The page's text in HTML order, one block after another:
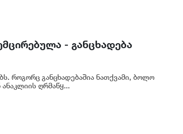
- განცხადება
როგორც განცხადებაშია ნათქვამი, ბოლო
ღრმაწყ...